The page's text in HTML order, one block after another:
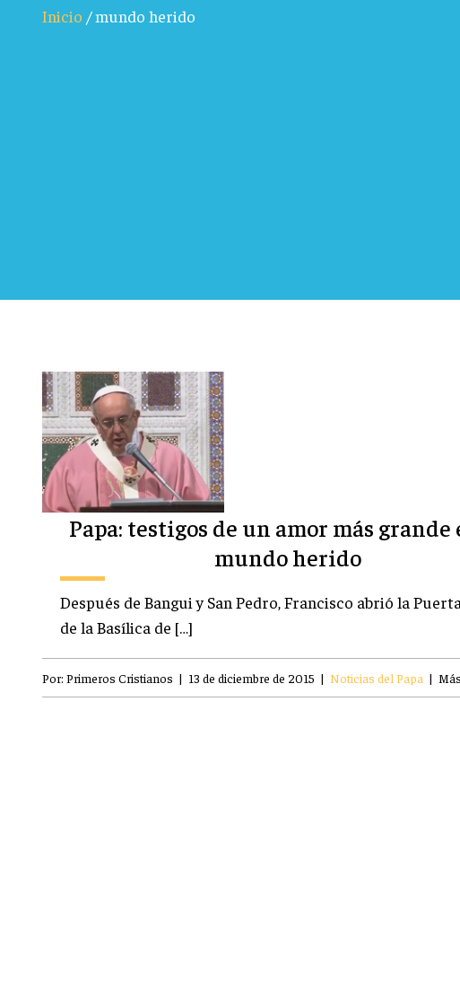
Inicio /mundo herido
Papa: testigos de un amor más grande
mundo herido
Después de Bangui y San Pedro, Francisco abrió la
de la Basílica de […]
Por: Primeros Cristianos | 13 de diciembre de 2015 | Noticias del Papa |